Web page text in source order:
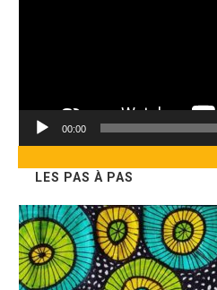
00:00
LES PAS À PAS